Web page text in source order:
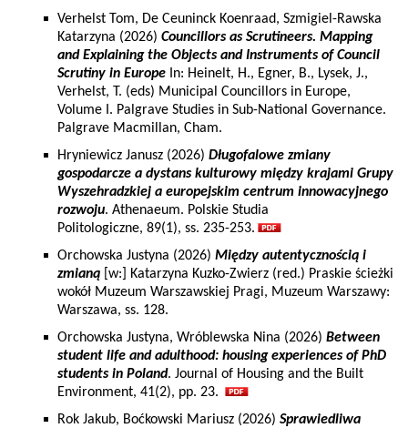
Verhelst Tom, De Ceuninck Koenraad, Szmigiel-Rawska
Katarzyna (2026) Councillors as Scrutineers. Mapping
and Explaining the Objects and Instruments of Council
Scrutiny in Europe In: Heinelt, H., Egner, B., Lysek, J.,
Verhelst, T. (eds) Municipal Councillors in Europe,
Volume I. Palgrave Studies in Sub-National Governance.
Palgrave Macmillan, Cham.
Hryniewicz Janusz (2026) Długofalowe zmiany
gospodarcze a dystans kulturowy między krajami Grupy
Wyszehradzkiej a europejskim centrum innowacyjnego
rozwoju. Athenaeum. Polskie Studia
Politologiczne, 89(1), ss. 235-253.
Orchowska Justyna (2026) Między autentycznością i
zmianą [w:] Katarzyna Kuzko-Zwierz (red.) Praskie ścieżki
wokół Muzeum Warszawskiej Pragi, Muzeum Warszawy:
Warszawa, ss. 128.
Orchowska Justyna, Wróblewska Nina (2026) Between
student life and adulthood: housing experiences of PhD
students in Poland. Journal of Housing and the Built
Environment, 41(2), pp. 23.
Rok Jakub, Boćkowski Mariusz (2026) Sprawiedliwa